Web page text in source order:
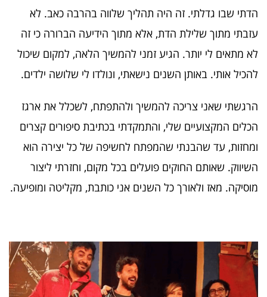
הדתי שבו גדלתי. זה היה תהליך שלווה בהרבה כאב. לא
עזבתי מתוך שלילת הדת, אלא מתוך הידיעה הברורה כי זה
לא מתאים לי יותר. הגיע זמני להמשיך הלאה, למקום שיכול
להכיל אותי. באותן השנים נישאתי, ונולדו לי שלושה ילדים.
הרגשתי שאני צריכה להמשיך ולהתפתח, לשכלל את ארגז
הכלים המקצועיים שלי, והתמקדתי בכתיבת סיפורים קצרים
ומחזות, עד שהבנתי שהמפתח לחשיפה של כל יצירה הוא
השיווק. שאותם החוקים פועלים בכל מקום, וחזרתי ליצור
מוסיקה. מאז ולאורך כל השנים אני כותבת, מקליטה ומופיעה.